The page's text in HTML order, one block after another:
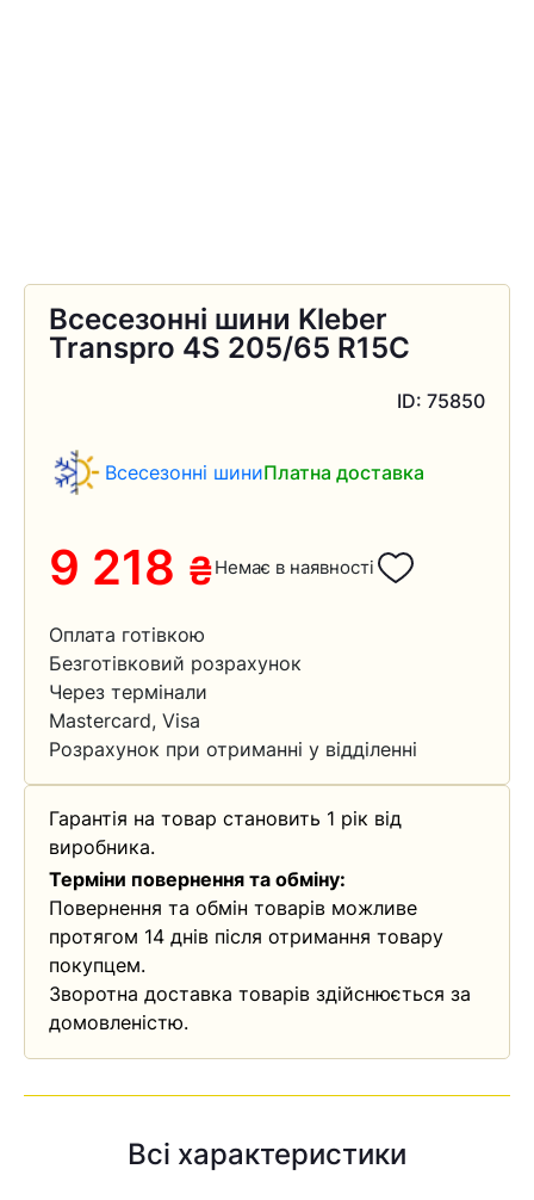
Всесезонні шини Kleber
Transpro 4S 205/65 R15C
ID: 75850
Всесезонні шиниПлатна доставка
9 218 ₴Немає в наявності
Оплата готівкою
Безготівковий розрахунок
Через термінали
Mastercard, Visa
Розрахунок при отриманні у відділенні
Гарантія на товар становить 1 рік від
виробника.
Терміни повернення та обміну:
Повернення та обмін товарів можливе
протягом 14 днів після отримання товару
покупцем.
Зворотна доставка товарів здійснюється за
домовленістю.
Всі характеристики